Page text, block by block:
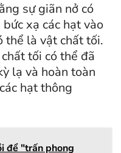
sự giãn nở có
xạ các hạt vào
thể là vật chất tối.
tối có thể đã
lạ và hoàn toàn
hạt thông
để "trấn phong